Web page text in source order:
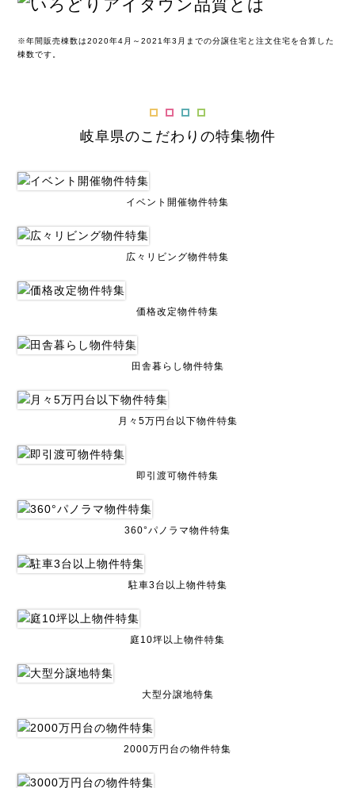
※年間販売棟数は2020年4月～2021年3月までの分譲住宅と注文住宅を合算した
棟数です。
岐阜県のこだわりの特集物件
イベント開催物件特集
広々リビング物件特集
価格改定物件特集
田舎暮らし物件特集
月々5万円台以下物件特集
即引渡可物件特集
360°パノラマ物件特集
駐車3台以上物件特集
庭10坪以上物件特集
大型分譲地特集
2000万円台の物件特集